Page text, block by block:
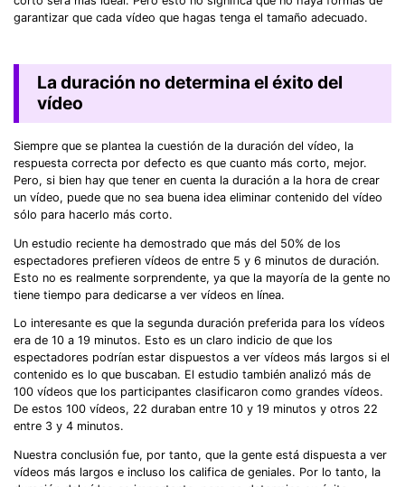
garantizar que cada vídeo que hagas tenga el tamaño adecuado.
La duración no determina el éxito del
vídeo
Siempre que se plantea la cuestión de la duración del vídeo, la
respuesta correcta por defecto es que cuanto más corto, mejor.
Pero, si bien hay que tener en cuenta la duración a la hora de crear
un vídeo, puede que no sea buena idea eliminar contenido del vídeo
sólo para hacerlo más corto.
Un estudio reciente ha demostrado que más del 50% de los
espectadores prefieren vídeos de entre 5 y 6 minutos de duración.
Esto no es realmente sorprendente, ya que la mayoría de la gente no
tiene tiempo para dedicarse a ver vídeos en línea.
Lo interesante es que la segunda duración preferida para los vídeos
era de 10 a 19 minutos. Esto es un claro indicio de que los
espectadores podrían estar dispuestos a ver vídeos más largos si el
contenido es lo que buscaban. El estudio también analizó más de
100 vídeos que los participantes clasificaron como grandes vídeos.
De estos 100 vídeos, 22 duraban entre 10 y 19 minutos y otros 22
entre 3 y 4 minutos.
Nuestra conclusión fue, por tanto, que la gente está dispuesta a ver
vídeos más largos e incluso los califica de geniales. Por lo tanto, la